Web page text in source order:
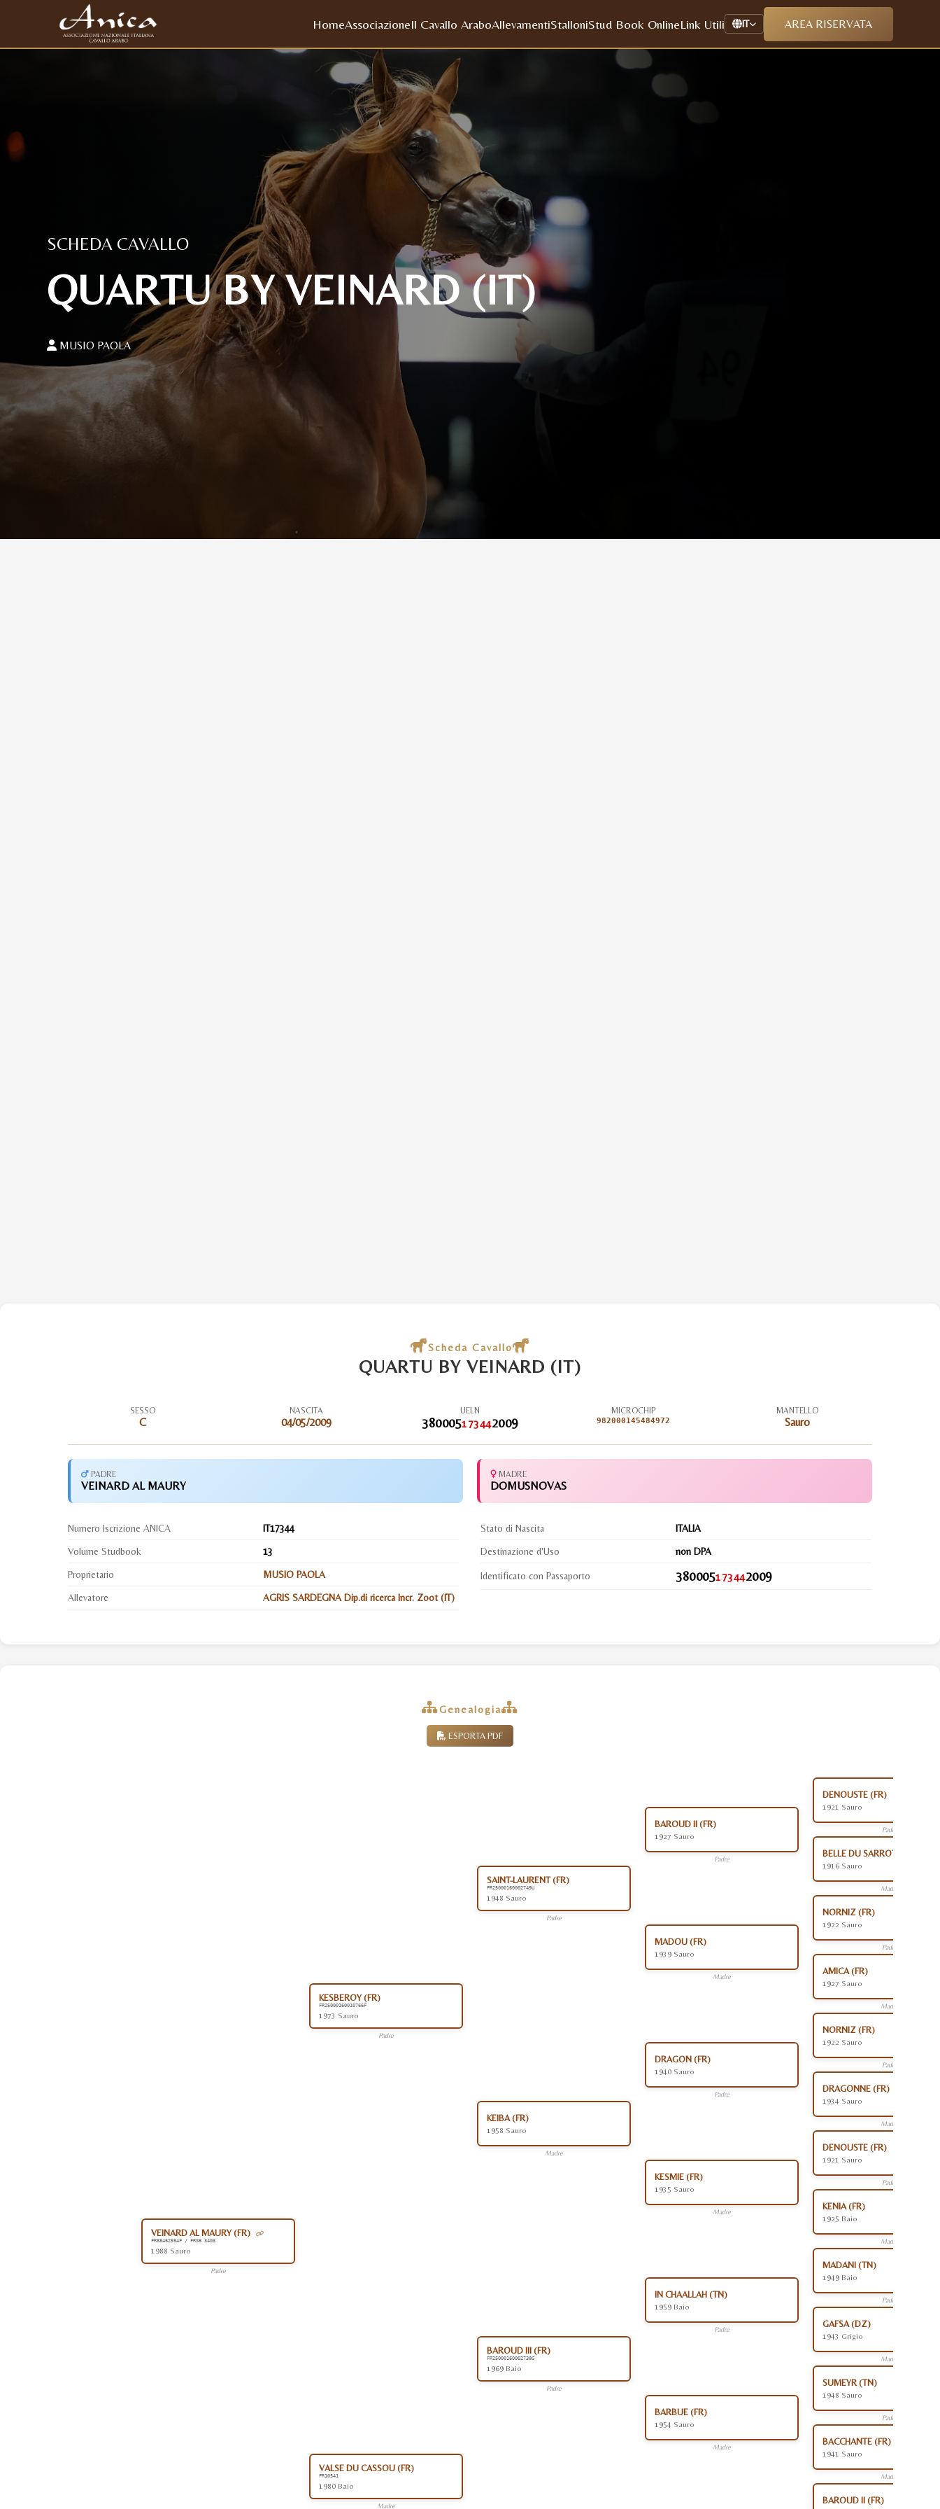
HomeAssociazioneIl Cavallo AraboAllevamentiStalloniStud Book OnlineLink Utili IT AREA RISERVATA
SCHEDA CAVALLO
QUARTU BY VEINARD (IT)
MUSIO PAOLA
Scheda Cavallo
QUARTU BY VEINARD (IT)
SESSO
C
NASCITA
04/05/2009
UELN
380005173442009
MICROCHIP
982000145484972
MANTELLO
Sauro
PADRE
VEINARD AL MAURY
MADRE
DOMUSNOVAS
Numero Iscrizione ANICA IT17344
Volume Studbook 13
Proprietario MUSIO PAOLA
Allevatore AGRIS SARDEGNA Dip.di ricerca Incr. Zoot (IT)
Stato di Nascita ITALIA
Destinazione d'Uso non DPA
Identificato con Passaporto 380005173442009
Genealogia
ESPORTA PDF
VEINARD AL MAURY (FR)
FR88462594F / FRSB 3403
1988 Sauro
Padre
KESBEROY (FR)
FR25000160010766F
1973 Sauro
Padre
SAINT-LAURENT (FR)
FR25000160002749U
1948 Sauro
Padre
BAROUD II (FR)
1927 Sauro
Padre
DENOUSTE (FR)
1921 Sauro
Padre
BELLE DU SARROT (FR)
1916 Sauro
Madre
MADOU (FR)
1939 Sauro
Madre
NORNIZ (FR)
1922 Sauro
Padre
AMICA (FR)
1927 Sauro
Madre
KEIBA (FR)
1958 Sauro
Madre
DRAGON (FR)
1940 Sauro
Padre
NORNIZ (FR)
1922 Sauro
Padre
DRAGONNE (FR)
1934 Sauro
Madre
KESMIE (FR)
1935 Sauro
Madre
DENOUSTE (FR)
1921 Sauro
Padre
KENIA (FR)
1925 Baio
Madre
VALSE DU CASSOU (FR)
FR10541
1980 Baio
Madre
BAROUD III (FR)
FR25000160002738G
1969 Baio
Padre
IN CHAALLAH (TN)
1959 Baio
Padre
MADANI (TN)
1949 Baio
Padre
GAFSA (DZ)
1943 Grigio
Madre
BARBUE (FR)
1954 Sauro
Madre
SUMEYR (TN)
1948 Sauro
Padre
BACCHANTE (FR)
1941 Sauro
Madre
BAROUD II (FR)